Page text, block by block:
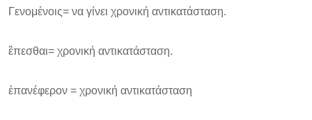
Γενομένοις= να γίνει χρονική αντικατάσταση.
ἒπεσθαι= χρονική αντικατάσταση.
ἐπανέφερον = χρονική αντικατάσταση